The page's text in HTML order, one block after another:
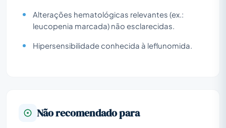
Alterações hematológicas relevantes (ex.:
leucopenia marcada) não esclarecidas.
Hipersensibilidade conhecida à leflunomida.
Não recomendado para